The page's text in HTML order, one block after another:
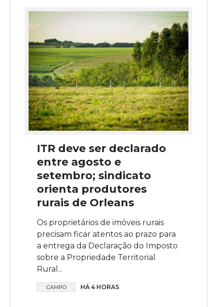
ITR deve ser declarado
entre agosto e
setembro; sindicato
orienta produtores
rurais de Orleans
Os proprietários de imóveis rurais
precisam ficar atentos ao prazo para
a entrega da Declaração do Imposto
sobre a Propriedade Territorial
Rural...
CAMPO HÁ 4 HORAS